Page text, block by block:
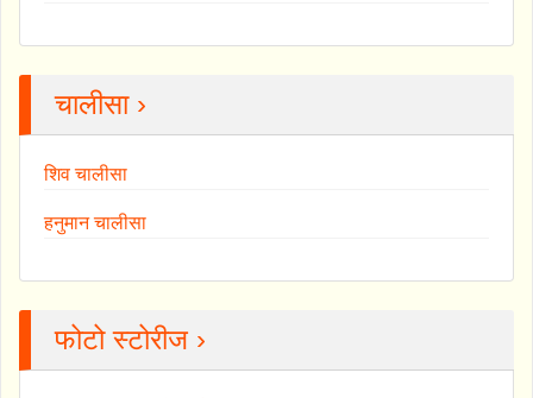
चालीसा ›
शिव चालीसा
हनुमान चालीसा
फोटो स्टोरीज ›